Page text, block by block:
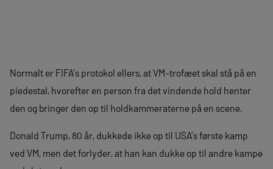
Normalt er FIFA’s protokol ellers, at VM-trofæet skal stå på en
piedestal, hvorefter en person fra det vindende hold henter
den og bringer den op til holdkammeraterne på en scene.
Donald Trump, 80 år, dukkede ikke op til USA’s første kamp
ved VM, men det forlyder, at han kan dukke op til andre kampe